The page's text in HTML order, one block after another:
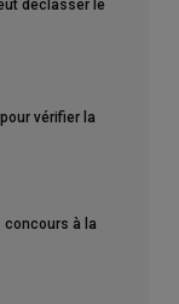
déclasser le
vérifier la
concours à la